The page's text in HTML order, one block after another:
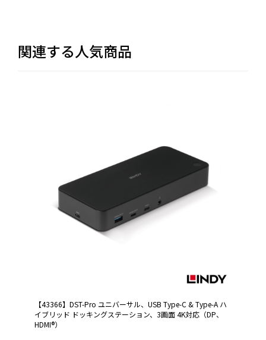
関連する人気商品
【43366】DST-Pro ユニバーサル、USB Type-C & Type-A ハ
イブリッド ドッキングステーション、3画面 4K対応（DP、
HDMI®）